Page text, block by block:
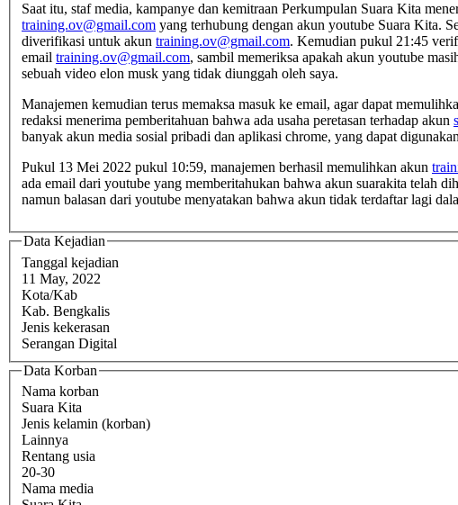
Saat itu, staf media, kampanye dan kemitraan Perkumpulan Suara Kita
training.ov@gmail.com yang terhubung dengan akun youtube Suara Kita.
diverifikasi untuk akun training.ov@gmail.com. Kemudian pukul 21:45
email training.ov@gmail.com, sambil memeriksa apakah akun youtube
sebuah video elon musk yang tidak diunggah oleh saya.
Manajemen kemudian terus memaksa masuk ke email, agar dapat memulihkan akses ke email, namun tidak berhasil setelah beberapa kali percobaan.Tanggal 12 Mei 2022 pukul 21:08 dan selanjutnya,
redaksi menerima pemberitahuan bahwa ada usaha peretasan terhadap akun
banyak akun media sosial pribadi dan aplikasi chrome, yang dapat
Pukul 13 Mei 2022 pukul 10:59, manajemen berhasil memulihkan akun
ada email dari youtube yang memberitahukan bahwa akun suarakita telah
namun balasan dari youtube menyatakan bahwa akun tidak terdaftar lagi
Data Kejadian
Tanggal kejadian
11 May, 2022
Kota/Kab
Kab. Bengkalis
Jenis kekerasan
Serangan Digital
Data Korban
Nama korban
Suara Kita
Jenis kelamin (korban)
Lainnya
Rentang usia
20-30
Nama media